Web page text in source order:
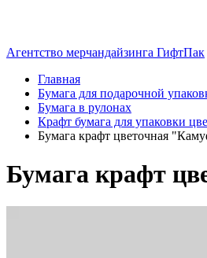
Агентство мерчандайзинга ГифтПак
Главная
Бумага для подарочной
Бумага в рулонах
Крафт бумага для упаковки
Бумага крафт цветочная
Бумага крафт